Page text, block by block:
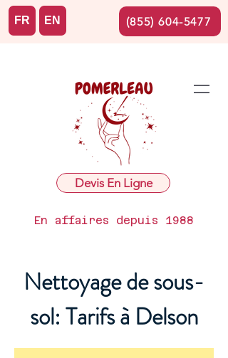
Devis En Ligne
En affaires depuis 1988
FR EN (855) 604-5477
Nettoyage de sous-
sol: Tarifs à Delson